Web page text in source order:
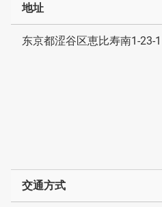
地址
东京都涩谷区恵比寿南1-23-
交通方式